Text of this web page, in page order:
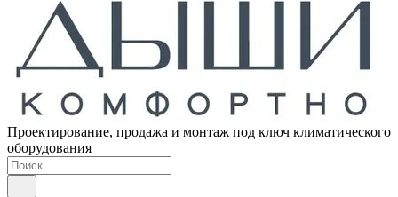
Проектирование, продажа и монтаж под ключ климатического
оборудования